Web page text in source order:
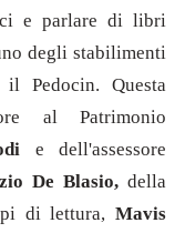
e parlare di libri
degli stabilimenti
Pedocin. Questa
al Patrimonio
e dell'assessore
De Blasio,della
di lettura, Mavis